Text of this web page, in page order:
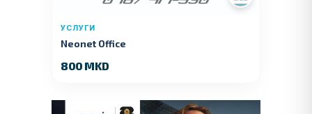
УСЛУГИ
Neonet Office
800 MKD